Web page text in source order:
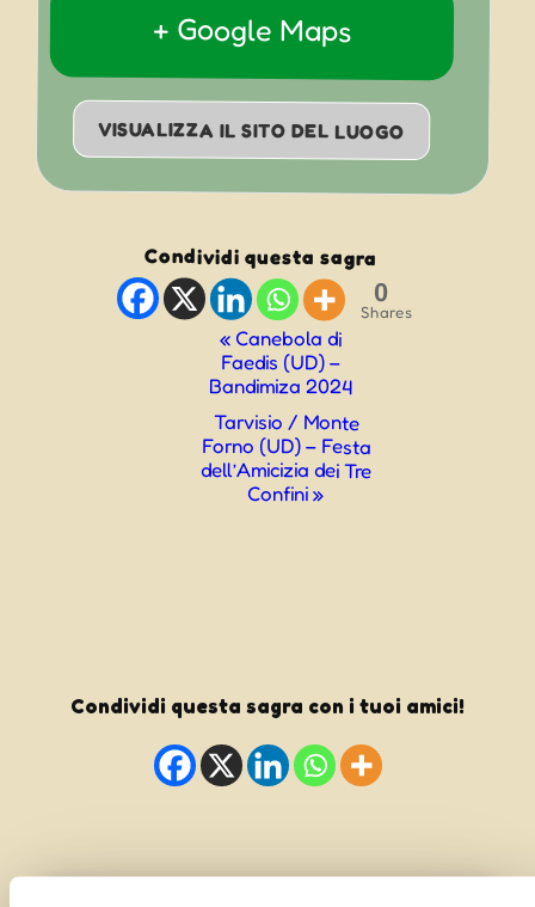
+ Google Maps
VISUALIZZA IL SITO DEL LUOGO
Condividi questa sagra
0
Shares
« Canebola di
Faedis (UD) –
Bandimiza 2024
Tarvisio / Monte
Forno (UD) – Festa
dell’Amicizia dei Tre
Confini»
Condividi questa sagra con i tuoi amici!